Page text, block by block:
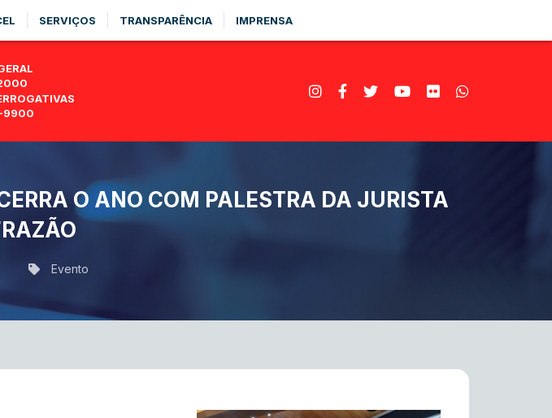
SERVIÇOS TRANSPARÊNCIA IMPRENSA
9900
O ANO COM PALESTRA DA JURISTA
Evento